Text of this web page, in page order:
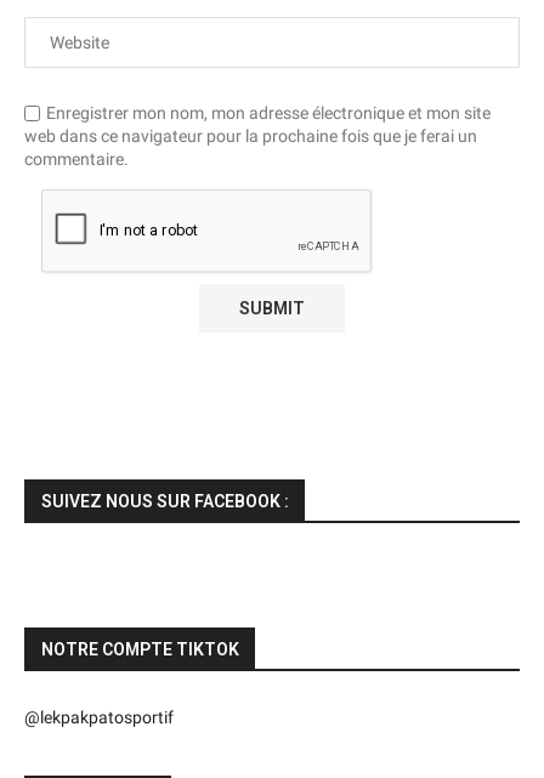
Enregistrer mon nom, mon adresse électronique et mon site
web dans ce navigateur pour la prochaine fois que je ferai un
commentaire.
SUIVEZ NOUS SUR FACEBOOK :
NOTRE COMPTE TIKTOK
@lekpakpatosportif